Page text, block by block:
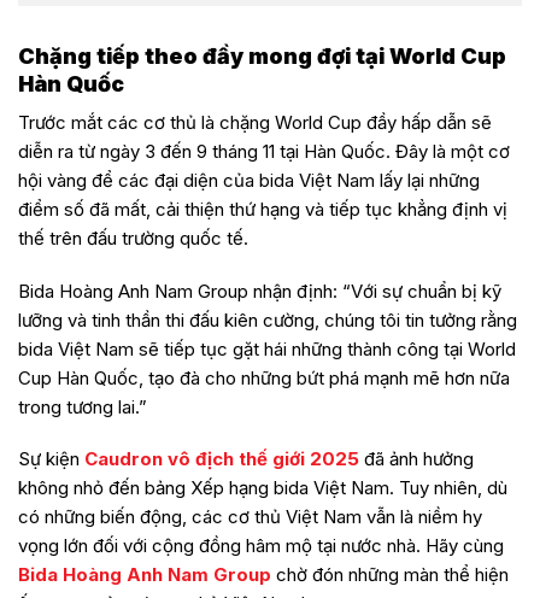
Chặng tiếp theo đầy mong đợi tại World Cup
Hàn Quốc
Trước mắt các cơ thủ là chặng World Cup đầy hấp dẫn sẽ
diễn ra từ ngày 3 đến 9 tháng 11 tại Hàn Quốc. Đây là một cơ
hội vàng để các đại diện của bida Việt Nam lấy lại những
điểm số đã mất, cải thiện thứ hạng và tiếp tục khẳng định vị
thế trên đấu trường quốc tế.
Bida Hoàng Anh Nam Group nhận định: “Với sự chuẩn bị kỹ
lưỡng và tinh thần thi đấu kiên cường, chúng tôi tin tưởng rằng
bida Việt Nam sẽ tiếp tục gặt hái những thành công tại World
Cup Hàn Quốc, tạo đà cho những bứt phá mạnh mẽ hơn nữa
trong tương lai.”
Sự kiện Caudron vô địch thế giới 2025 đã ảnh hưởng
không nhỏ đến bảng Xếp hạng bida Việt Nam. Tuy nhiên, dù
có những biến động, các cơ thủ Việt Nam vẫn là niềm hy
vọng lớn đối với cộng đồng hâm mộ tại nước nhà. Hãy cùng
Bida Hoàng Anh Nam Group chờ đón những màn thể hiện